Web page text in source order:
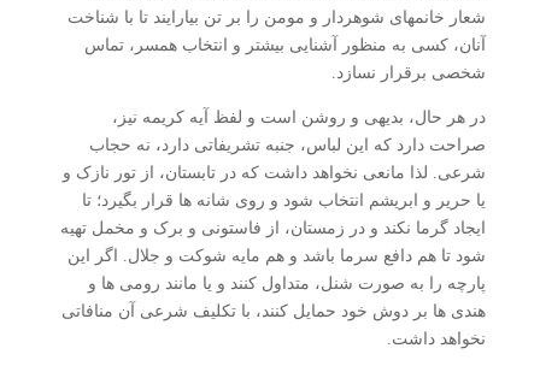
شعار خانمهای شوهردار و مومن را بر تن بیارایند تا با شناخت
آنان، کسی به منظور آشنایی بیشتر و انتخاب همسر، تماس
شخصی برقرار نسازد.
در هر حال، بدیهی و روشن است و لفظ آیه کریمه نیز،
صراحت دارد که این لباس، جنبه تشریفاتی دارد، نه حجاب
شرعی. لذا مانعی نخواهد داشت که در تابستان، از تور نازک و
یا حریر و ابریشم انتخاب شود و روی شانه ها قرار بگیرد؛ تا
ایجاد گرما نکند و در زمستان، از فاستونی و برک و مخمل تهیه
شود تا هم دافع سرما باشد و هم مایه شوکت و جلال. اگر این
پارچه را به صورت شنل، متداول کنند و یا مانند رومی ها و
هندی ها بر دوش خود حمایل کنند، با تکلیف شرعی آن منافاتی
نخواهد داشت.